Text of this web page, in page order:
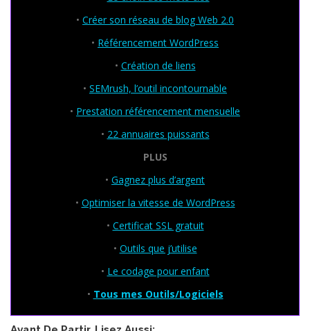
• Créer son réseau de blog Web 2.0
• Référencement WordPress
• Création de liens
• SEMrush, l’outil incontournable
• Prestation référencement mensuelle
• 22 annuaires puissants
PLUS
• Gagnez plus d’argent
• Optimiser la vitesse de WordPress
• Certificat SSL gratuit
• Outils que j’utilise
• Le codage pour enfant
• Tous mes Outils/Logiciels